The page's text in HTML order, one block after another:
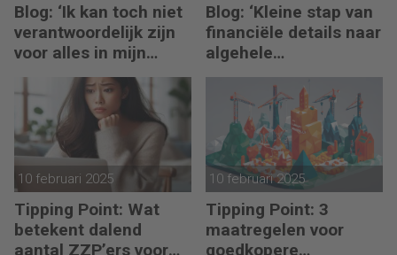
Blog: ‘Ik kan toch niet
verantwoordelijk zijn
voor alles in mijn
waardeketen?’
Blog: ‘Kleine stap van
financiële details naar
algehele
duurzaamheid ‘
10 februari 2025
Tipping Point: Wat
betekent dalend
aantal ZZP’ers voor
10 februari 2025
Tipping Point: 3
maatregelen voor
goedkopere